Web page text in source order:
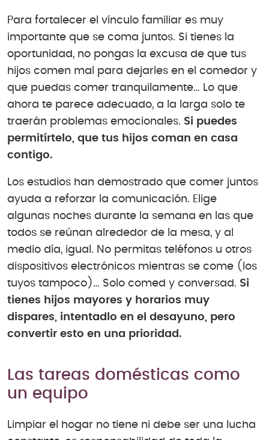
Para fortalecer el vínculo familiar es muy
importante que se coma juntos. Si tienes la
oportunidad, no pongas la excusa de que tus
hijos comen mal para dejarles en el comedor y
que puedas comer tranquilamente… Lo que
ahora te parece adecuado, a la larga solo te
traerán problemas emocionales. Si puedes
permitírtelo, que tus hijos coman en casa
contigo.
Los estudios han demostrado que comer juntos
ayuda a reforzar la comunicación. Elige
algunas noches durante la semana en las que
todos se reúnan alrededor de la mesa, y al
medio día, igual. No permitas teléfonos u otros
dispositivos electrónicos mientras se come (los
tuyos tampoco)… Solo comed y conversad. Si
tienes hijos mayores y horarios muy
dispares, intentadlo en el desayuno, pero
convertir esto en una prioridad.
Las tareas domésticas como
un equipo
Limpiar el hogar no tiene ni debe ser una lucha